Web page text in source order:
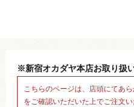
※新宿オカダヤ本店お取り扱
こちらのページは、店頭にてあ
をご確認いただいた上でご注文い